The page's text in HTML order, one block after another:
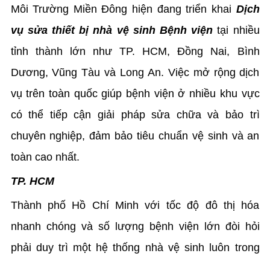
Môi Trường Miền Đông hiện đang triển khai Dịch
vụ sửa thiết bị nhà vệ sinh Bệnh viện tại nhiều
tỉnh thành lớn như TP. HCM, Đồng Nai, Bình
Dương, Vũng Tàu và Long An. Việc mở rộng dịch
vụ trên toàn quốc giúp bệnh viện ở nhiều khu vực
có thể tiếp cận giải pháp sửa chữa và bảo trì
chuyên nghiệp, đảm bảo tiêu chuẩn vệ sinh và an
toàn cao nhất.
TP. HCM
Thành phố Hồ Chí Minh với tốc độ đô thị hóa
nhanh chóng và số lượng bệnh viện lớn đòi hỏi
phải duy trì một hệ thống nhà vệ sinh luôn trong